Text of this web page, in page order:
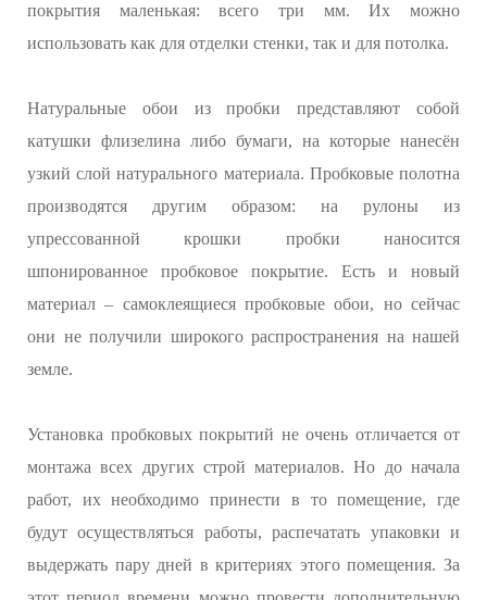
покрытия маленькая: всего три мм. Их можно
использовать как для отделки стенки, так и для потолка.
Натуральные обои из пробки представляют собой
катушки флизелина либо бумаги, на которые нанесён
узкий слой натурального материала. Пробковые полотна
производятся другим образом: на рулоны из
упрессованной крошки пробки наносится
шпонированное пробковое покрытие. Есть и новый
материал – самоклеящиеся пробковые обои, но сейчас
они не получили широкого распространения на нашей
земле.
Установка пробковых покрытий не очень отличается от
монтажа всех других строй материалов. Но до начала
работ, их необходимо принести в то помещение, где
будут осуществляться работы, распечатать упаковки и
выдержать пару дней в критериях этого помещения. За